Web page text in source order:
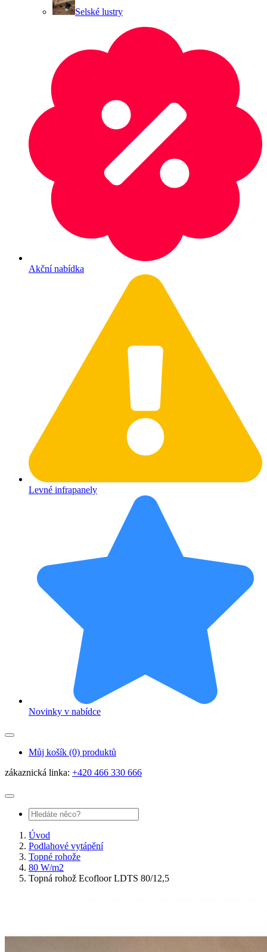
Selské lustry
Akční nabídka
Levné infrapanely
Novinky v nabídce
Můj košík (0) produktů
zákaznická linka: +420 466 330 666
Úvod
Podlahové vytápění
Topné rohože
80 W/m2
Topná rohož Ecofloor LDTS 80/12,5